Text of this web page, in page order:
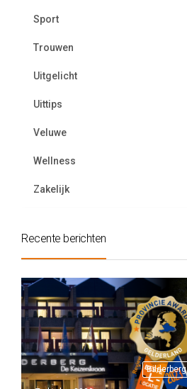
Sport
Trouwen
Uitgelicht
Uittips
Veluwe
Wellness
Zakelijk
Recente berichten
Bilderberg